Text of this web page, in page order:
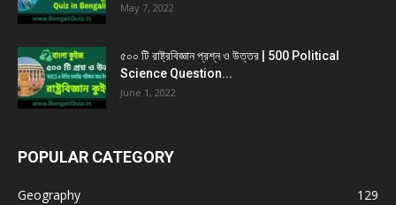
May 7, 2022
৫০০ টি রাষ্ট্রবিজ্ঞান প্রশ্ন ও উত্তর | 500 Political
Science Question...
June 1, 2022
POPULAR CATEGORY
Geography
129